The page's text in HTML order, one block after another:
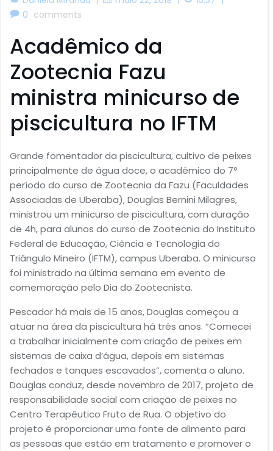
0 comments
Acadêmico da
Zootecnia Fazu
ministra minicurso de
piscicultura no IFTM
Grande fomentador da piscicultura, cultivo de peixes
principalmente de água doce, o acadêmico do 7º
período do curso de Zootecnia da Fazu (Faculdades
Associadas de Uberaba), Douglas Bernini Milagres,
ministrou um minicurso de piscicultura, com duração
de 4h, para alunos do curso de Zootecnia do Instituto
Federal de Educação, Ciência e Tecnologia do
Triângulo Mineiro (IFTM), campus Uberaba. O minicurso
foi ministrado na última semana em evento de
comemoração pelo Dia do Zootecnista.
Pescador há mais de 15 anos, Douglas começou a
atuar na área da piscicultura há três anos. “Comecei
a trabalhar inicialmente com criação de peixes em
sistemas de caixa d’água, depois em sistemas
fechados e tanques escavados”, comenta o aluno.
Douglas conduz, desde novembro de 2017, projeto de
responsabilidade social com criação de peixes no
Centro Terapêutico Fruto de Rua. O objetivo do
projeto é proporcionar uma fonte de alimento para
as pessoas que estão em tratamento e promover o